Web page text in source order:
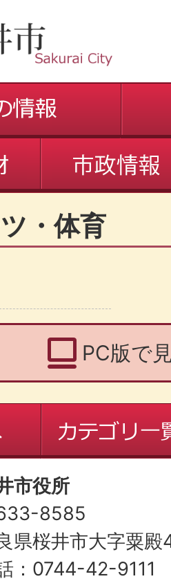
・体育
PC版で
市役所
8585
県桜井市大字粟
：0744-42-9111